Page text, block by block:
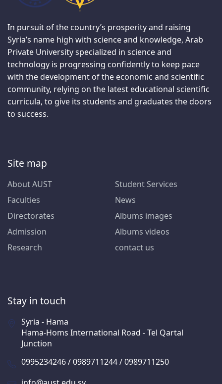
In pursuit of the country’s prosperity and raising
Syria’s name high with science and knowledge, Arab
Private University specialized in science and
technology is progressing confidently to keep pace
with the development of the economic and scientific
community, relying on the latest educational scientific
curricula, to give its students and graduates the doors
to success.
Site map
About AUST
Faculties
Directorates
Admission
Research
Student Services
News
Albums images
Albums videos
contact us
Stay in touch
Syria - Hama
Hama-Homs International Road - Tel Qartal
Junction
0995234246 / 0989711244 / 0989711250